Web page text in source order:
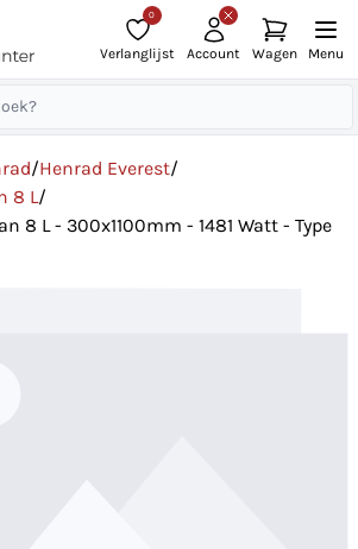
0
Verlanglijst Account Wagen Menu
/Henrad Everest/
8 L/
8 L - 300x1100mm - 1481 Watt - Type